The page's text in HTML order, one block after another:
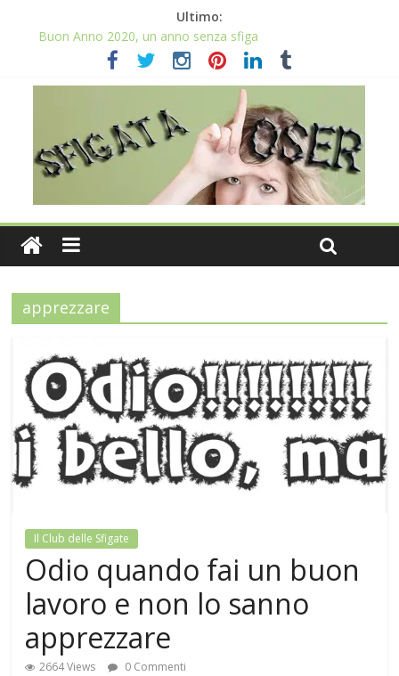
Ultimo:
Buon Anno 2020, un anno senza sfiga
Come gestire la fortuna ai giochi
Qual è il numero più sfortunato? Info e curiosità nel post
La sfortuna mi perseguita anche con la spesa
Il 2020 anno bisestile porta sfortuna davvero?
apprezzare
Il Club delle Sfigate
Odio quando fai un buon
lavoro e non lo sanno
apprezzare
2664 Views 0 Commenti